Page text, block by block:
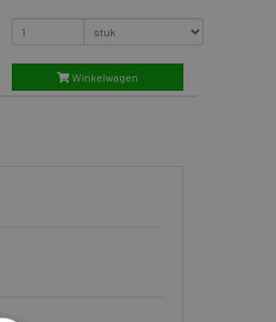
Winkelwagen